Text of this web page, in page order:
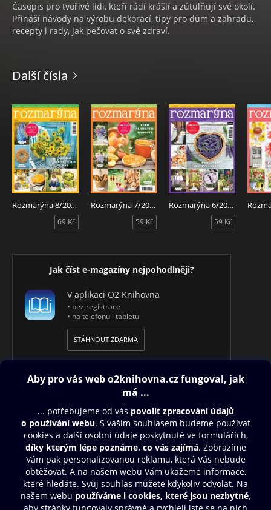
Časopis pro tvořivé lidi, kteří rádí krášlí a zútulňují své okolí.
Přináší návody na výrobu dekorací, tipy pro dům a zahradu,
recepty i rady, jak pečovat o své zdraví.
Další čísla
Rozmarýna 8/2026
69 Kč
Rozmarýna 7/2026
59 Kč
Rozmarýna 6/2026
59 Kč
Jak číst e-magazíny nejpohodlněji?
V aplikaci O2 Knihovna
• bez registrace
• na telefonu i tabletu
STÁHNOUT ZDARMA
Obsah ke stažení
Moje O2 Knihovna
Další zábava